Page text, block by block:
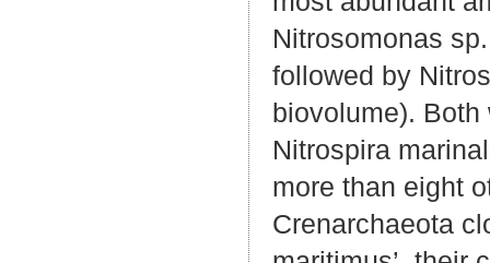
Nitrosomonas
followed by
biovolume).
Nitrospira
more than eight
Crenarchaeota